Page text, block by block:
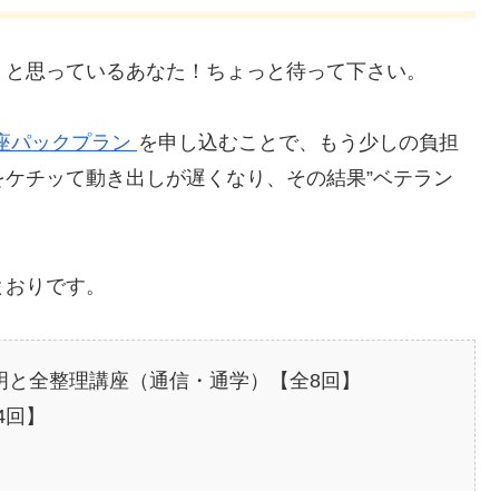
思っているあなた！ちょっと待って下さい。
パックプラン を申し込むことで、もう少しの負担
チッて動き出しが遅くなり、その結果”ベテラン
りです。
全整理講座（通信・通学）【全8回】
】